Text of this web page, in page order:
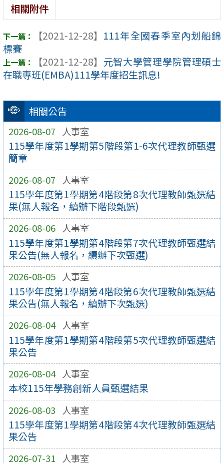
相關公告
2026-08-07 人事室
115學年度第1學期第5階段第1-6次代理教師甄選
簡章
2026-08-07 人事室
115學年度第1學期第4階段第8次代理教師甄選結
果(無人報名，續辦下階段甄選)
2026-08-06 人事室
115學年度第1學期第4階段第7次代理教師甄選結
果公告(無人報名，續辦下次甄選)
2026-08-05 人事室
115學年度第1學期第4階段第6次代理教師甄選結
果公告(無人報名，續辦下次甄選)
2026-08-04 人事室
115學年度第1學期第4階段第5次代理教師甄選結
果公告
2026-08-04 人事室
本校115年學務創新人員甄選結果
2026-08-03 人事室
115學年度第1學期第4階段第4次代理教師甄選結
果公告
2026-07-31 人事室
相關附件
【2021-12-28】 111年全國春季室內划船錦
標賽
【2021-12-28】 元智大學管理學院管理碩士
在職專班(EMBA)111學年度招生訊息!